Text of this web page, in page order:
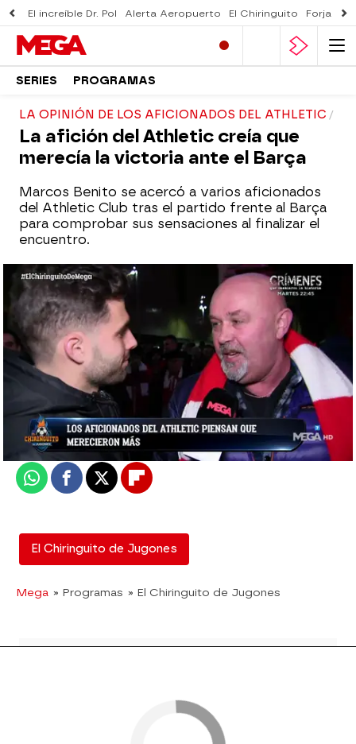
El increíble Dr. Pol Alerta Aeropuerto El Chiringuito Forjado
SERIES PROGRAMAS
LA OPINIÓN DE LOS AFICIONADOS DEL ATHLETIC
La afición del Athletic creía que
merecía la victoria ante el Barça
Marcos Benito se acercó a varios aficionados
del Athletic Club tras el partido frente al Barça
para comprobar sus sensaciones al finalizar el
encuentro.
mega
Madrid
Actualizado:11 de febrero de 2019, 02:10
Publicado:11 de febrero de 2019, 01:46
WhatsappFacebook
X Flipboard
El Chiringuito de Jugones
Mega » Programas » El Chiringuito de Jugones